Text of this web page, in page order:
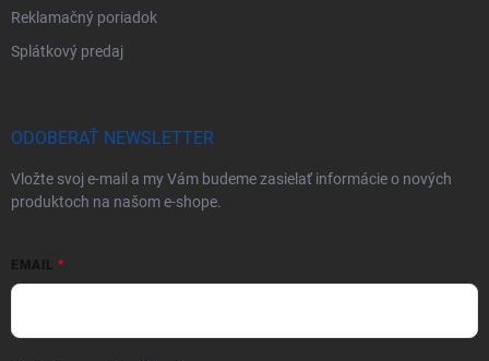
Reklamačný poriadok
Splátkový predaj
ODOBERAŤ NEWSLETTER
Vložte svoj e-mail a my Vám budeme zasielať informácie o nových
produktoch na našom e-shope.
EMAIL